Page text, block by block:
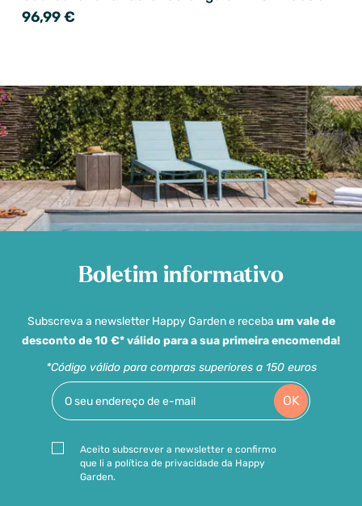
96,99 €
Boletim informativo
Subscreva a newsletter Happy Garden e receba um vale de
desconto de 10 €* válido para a sua primeira encomenda!
*Código válido para compras superiores a 150 euros
OK
Aceito subscrever a newsletter e confirmo
que li a política de privacidade da Happy
Garden.